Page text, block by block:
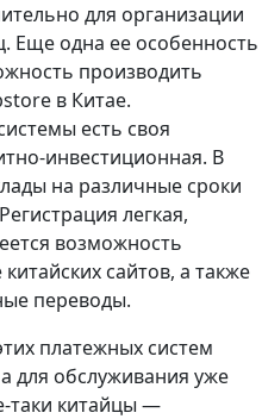
для организации
Еще одна ее особенность
производить
в Китае.
есть своя
инвестиционная. В
на различные сроки
легкая,
возможность
сайтов, а также
переводы.
платежных систем
для обслуживания уже
таки китайцы —